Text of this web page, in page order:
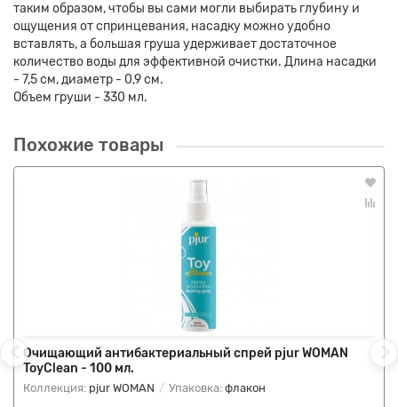
таким образом, чтобы вы сами могли выбирать глубину и
ощущения от спринцевания, насадку можно удобно
вставлять, а большая груша удерживает достаточное
количество воды для эффективной очистки. Длина насадки
- 7,5 см, диаметр - 0,9 см.
Объем груши - 330 мл.
Похожие товары
Очищающий антибактериальный спрей pjur WOMAN
ToyClean - 100 мл.
Коллекция: pjur WOMAN Упаковка: флакон